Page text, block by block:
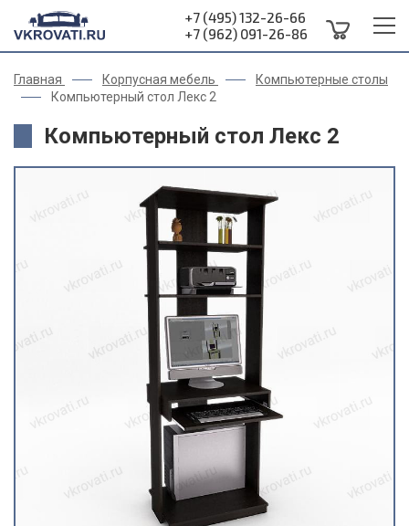
+7 (495) 132-26-66
+7 (962) 091-26-86
Главная Корпусная мебель
Компьютерные столы
Компьютерный стол Лекс 2
Компьютерный стол Лекс 2